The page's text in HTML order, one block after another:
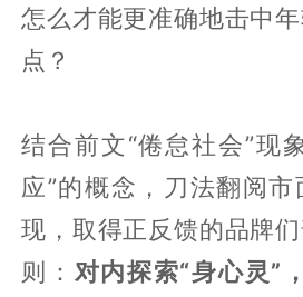
怎么才能更准确地击中
点？
结合前文“倦怠社会”现
应”的概念，刀法翻阅
现，取得正反馈的品牌
则： 对内探索“身心灵”